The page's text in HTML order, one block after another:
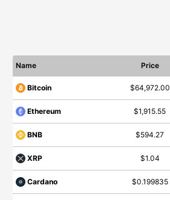
Name Price
Bitcoin $64,972.00
Ethereum $1,915.55
BNB $594.27
XRP $1.04
Cardano $0.199835